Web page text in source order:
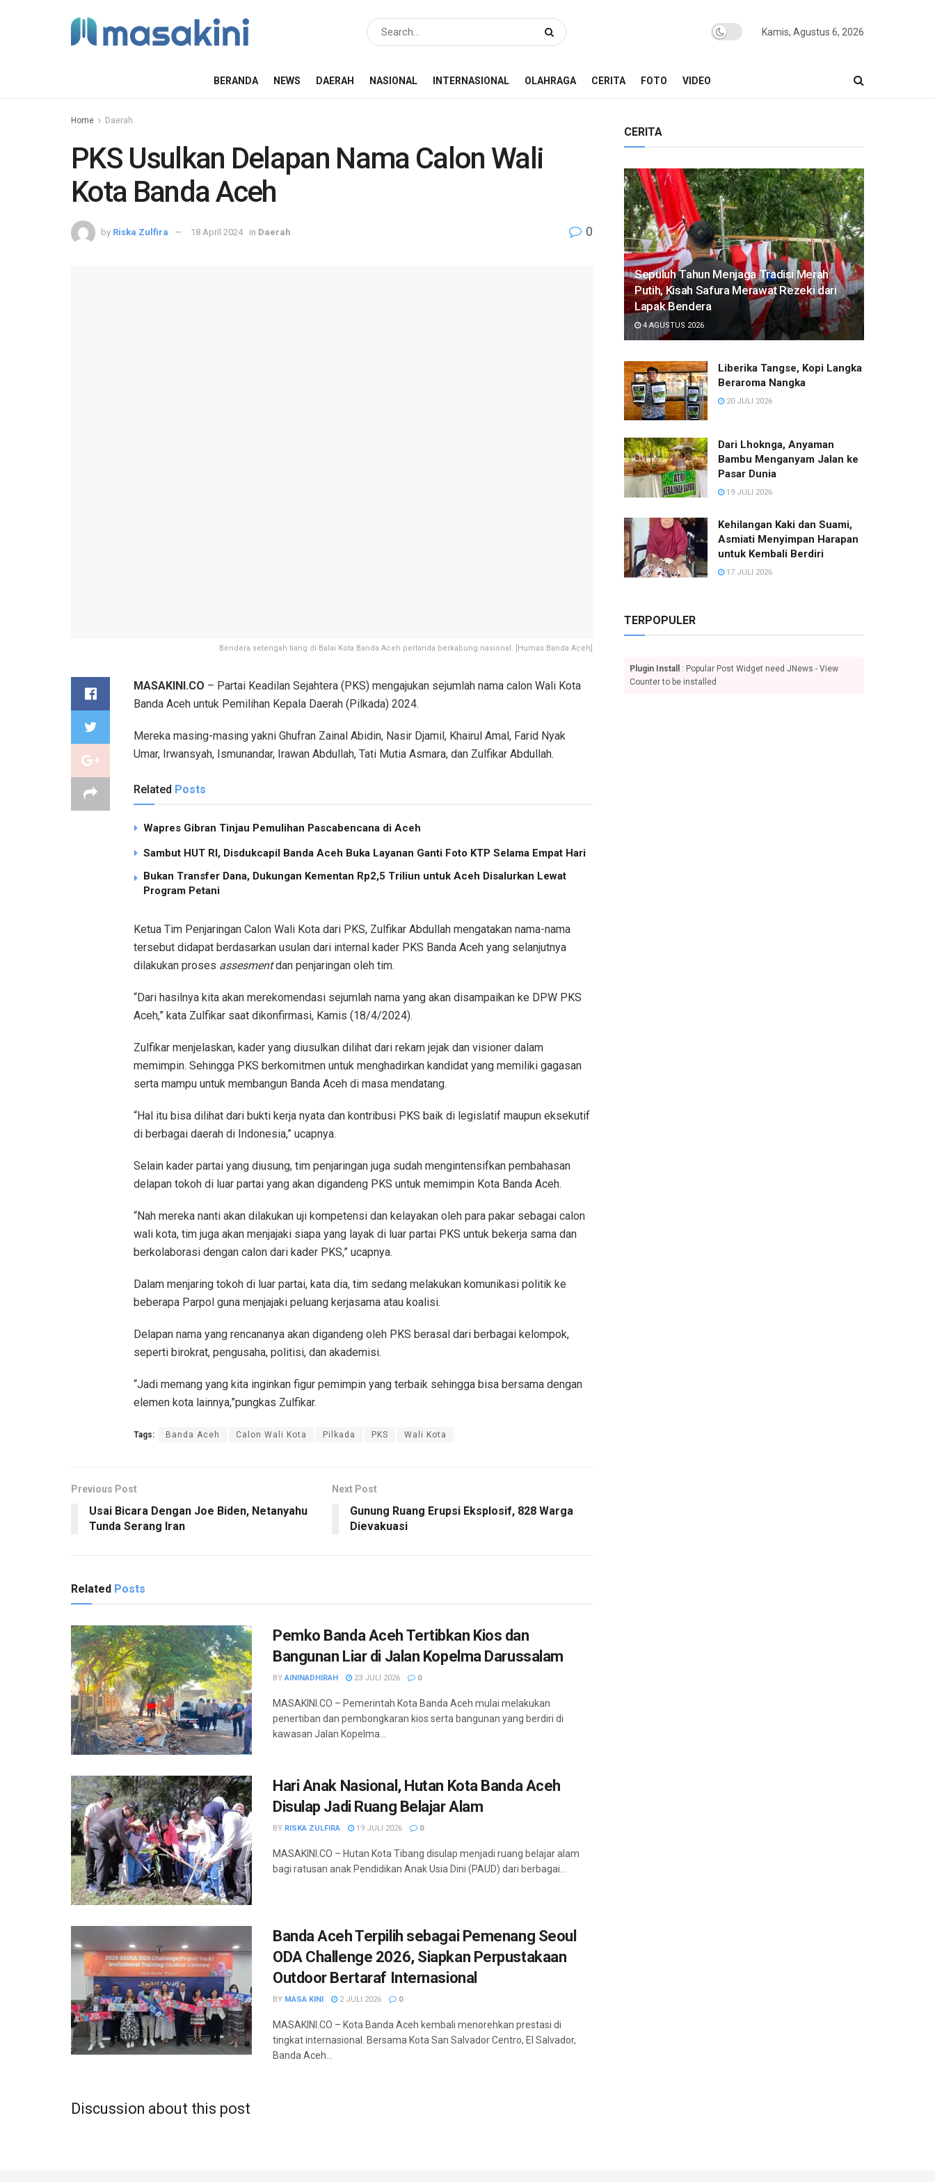
Kamis, Agustus 6, 2026
BERANDA NEWS DAERAH NASIONAL INTERNASIONAL OLAHRAGA CERITA FOTO VIDEO
Home Daerah
PKS Usulkan Delapan Nama Calon Wali
Kota Banda Aceh
by Riska Zulfira 18 April 2024 in Daerah 0
Bendera setengah tiang di Balai Kota Banda Aceh pertanda berkabung nasional. [Humas Banda Aceh]
MASAKINI.CO – Partai Keadilan Sejahtera (PKS) mengajukan sejumlah nama calon Wali Kota
Banda Aceh untuk Pemilihan Kepala Daerah (Pilkada) 2024.
Mereka masing-masing yakni Ghufran Zainal Abidin, Nasir Djamil, Khairul Amal, Farid Nyak
Umar, Irwansyah, Ismunandar, Irawan Abdullah, Tati Mutia Asmara, dan Zulfikar Abdullah.
Related Posts
Wapres Gibran Tinjau Pemulihan Pascabencana di Aceh
Sambut HUT RI, Disdukcapil Banda Aceh Buka Layanan Ganti Foto KTP Selama Empat Hari
Bukan Transfer Dana, Dukungan Kementan Rp2,5 Triliun untuk Aceh Disalurkan Lewat
Program Petani
Ketua Tim Penjaringan Calon Wali Kota dari PKS, Zulfikar Abdullah mengatakan nama-nama
tersebut didapat berdasarkan usulan dari internal kader PKS Banda Aceh yang selanjutnya
dilakukan proses assesmentdan penjaringan oleh tim.
“Dari hasilnya kita akan merekomendasi sejumlah nama yang akan disampaikan ke DPW PKS
Aceh,” kata Zulfikar saat dikonfirmasi, Kamis (18/4/2024).
Zulfikar menjelaskan, kader yang diusulkan dilihat dari rekam jejak dan visioner dalam
memimpin. Sehingga PKS berkomitmen untuk menghadirkan kandidat yang memiliki gagasan
serta mampu untuk membangun Banda Aceh di masa mendatang.
“Hal itu bisa dilihat dari bukti kerja nyata dan kontribusi PKS baik di legislatif maupun eksekutif
di berbagai daerah di Indonesia,” ucapnya.
Selain kader partai yang diusung, tim penjaringan juga sudah mengintensifkan pembahasan
delapan tokoh di luar partai yang akan digandeng PKS untuk memimpin Kota Banda Aceh.
“Nah mereka nanti akan dilakukan uji kompetensi dan kelayakan oleh para pakar sebagai calon
wali kota, tim juga akan menjajaki siapa yang layak di luar partai PKS untuk bekerja sama dan
berkolaborasi dengan calon dari kader PKS,” ucapnya.
Dalam menjaring tokoh di luar partai, kata dia, tim sedang melakukan komunikasi politik ke
beberapa Parpol guna menjajaki peluang kerjasama atau koalisi.
Delapan nama yang rencananya akan digandeng oleh PKS berasal dari berbagai kelompok,
seperti birokrat, pengusaha, politisi, dan akademisi.
“Jadi memang yang kita inginkan figur pemimpin yang terbaik sehingga bisa bersama dengan
elemen kota lainnya,”pungkas Zulfikar.
Tags: Banda Aceh Calon Wali Kota Pilkada PKS Wali Kota
Previous Post
Usai Bicara Dengan Joe Biden, Netanyahu
Tunda Serang Iran
Next Post
Gunung Ruang Erupsi Eksplosif, 828 Warga
Dievakuasi
Related Posts
Pemko Banda Aceh Tertibkan Kios dan
Bangunan Liar di Jalan Kopelma Darussalam
BY AININADHIRAH 23 JULI 2026 0
MASAKINI.CO – Pemerintah Kota Banda Aceh mulai melakukan
penertiban dan pembongkaran kios serta bangunan yang berdiri di
kawasan Jalan Kopelma...
Hari Anak Nasional, Hutan Kota Banda Aceh
Disulap Jadi Ruang Belajar Alam
BY RISKA ZULFIRA 19 JULI 2026 0
MASAKINI.CO – Hutan Kota Tibang disulap menjadi ruang belajar alam
bagi ratusan anak Pendidikan Anak Usia Dini (PAUD) dari berbagai...
Banda Aceh Terpilih sebagai Pemenang Seoul
ODA Challenge 2026, Siapkan Perpustakaan
Outdoor Bertaraf Internasional
BY MASA KINI 2 JULI 2026 0
MASAKINI.CO – Kota Banda Aceh kembali menorehkan prestasi di
tingkat internasional. Bersama Kota San Salvador Centro, El Salvador,
Banda Aceh...
Discussion about this post
CERITA
Sepuluh Tahun Menjaga Tradisi Merah
Putih, Kisah Safura Merawat Rezeki dari
Lapak Bendera
4 AGUSTUS 2026
Liberika Tangse, Kopi Langka
Beraroma Nangka
20 JULI 2026
Dari Lhoknga, Anyaman
Bambu Menganyam Jalan ke
Pasar Dunia
19 JULI 2026
Kehilangan Kaki dan Suami,
Asmiati Menyimpan Harapan
untuk Kembali Berdiri
17 JULI 2026
TERPOPULER
Plugin Install
: Popular Post Widget need JNews - View
Counter to be installed